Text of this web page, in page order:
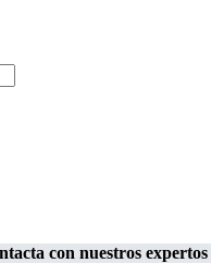
con nuestros expertos